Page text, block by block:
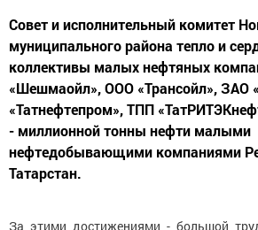
Совет и исполнительный комитет
муниципального района тепло и
коллективы малых нефтяных
«Шешмаойл», ООО «Трансойл», ЗАО
«Татнефтепром», ТПП
- миллионной тонны нефти малыми
нефтедобывающими компаниями
Татарстан.
За этими достижениями - большой